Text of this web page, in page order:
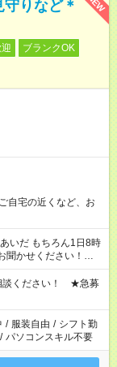
りなど＊
ブランクOK
自宅の近くなど、お
いだ もちろん1日8時
聞かせください！★家
相談ください。 ※
談ください！ ★急募
/ 服装自由 / シフト勤
/ パソコンスキル不要